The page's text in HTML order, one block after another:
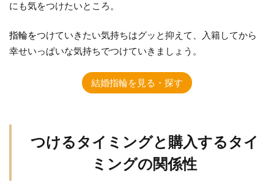
にも気をつけたいところ。
指輪をつけていきたい気持ちはグッと抑えて、入籍してから
幸せいっぱいな気持ちでつけていきましょう。
結婚指輪を見る・探す
つけるタイミングと購入するタイ
ミングの関係性